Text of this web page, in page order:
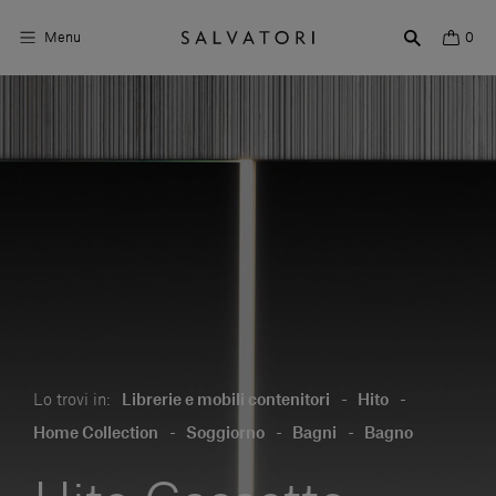
Menu 0
Lo trovi in: Librerie e mobili contenitori - Hito -
Home Collection - Soggiorno - Bagni - Bagno